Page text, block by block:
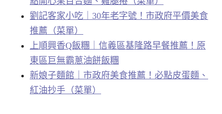
劉記客家小吃｜30年老字號！市政府平價美食
推薦（菜單）
上順興香Q飯糰｜信義區基隆路早餐推薦！原
東區巨無霸蔥油餅飯糰
新娘子麵館｜市政府美食推薦！必點皮蛋麵、
紅油抄手（菜單）